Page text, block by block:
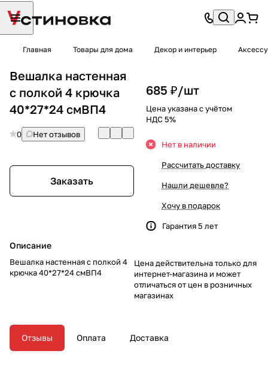
Главная Товары для дома Декор и интерьер
Вешалка настенная
с полкой 4 крючка
40*27*24 смВП4
0 Нет отзывов
Заказать
Описание
Вешалка настенная с полкой 4
крючка 40*27*24 смВП4
685 ₽/шт
Цена указана с учётом
НДС 5%
Нет в наличии
Рассчитать доставку
Нашли дешевле?
Хочу в подарок
Гарантия 5 лет
Цена действительна только для
интернет-магазина и может
отличаться от цен в розничных
магазинах
Отзывы Оплата Доставка